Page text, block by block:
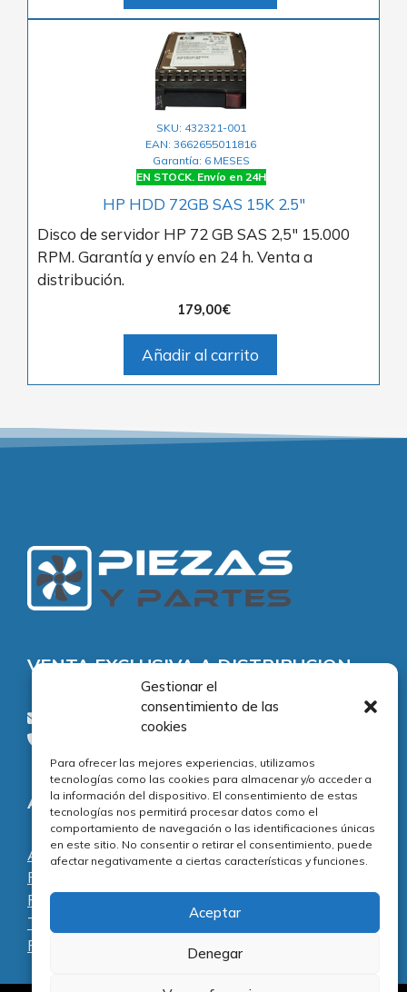
Gestionar el
consentimiento de las
cookies
Para ofrecer las mejores experiencias, utilizamos
tecnologías como las cookies para almacenar y/o acceder a
la información del dispositivo. El consentimiento de estas
tecnologías nos permitirá procesar datos como el
comportamiento de navegación o las identificaciones únicas
en este sitio. No consentir o retirar el consentimiento, puede
afectar negativamente a ciertas características y funciones.
Aceptar
Denegar
SKU: 432321-001
EAN: 3662655011816
Garantía: 6 MESES
EN STOCK. Envío en 24H
HP HDD 72GB SAS 15K 2.5″
Disco de servidor HP 72 GB SAS 2,5″ 15.000
RPM. Garantía y envío en 24 h. Venta a
distribución.
179,00€
Añadir al carrito
VENTA EXCLUSIVA A DISTRIBUCION
consultas@piezasypartes.es
Adecuación normativa
Aviso legal
Política de privacidad
Política de cookies
Términos y condiciones
Preguntas frecuentes